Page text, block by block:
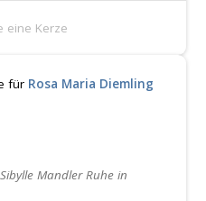
eine Kerze
für Rosa Maria Diemling
Mandler Ruhe in